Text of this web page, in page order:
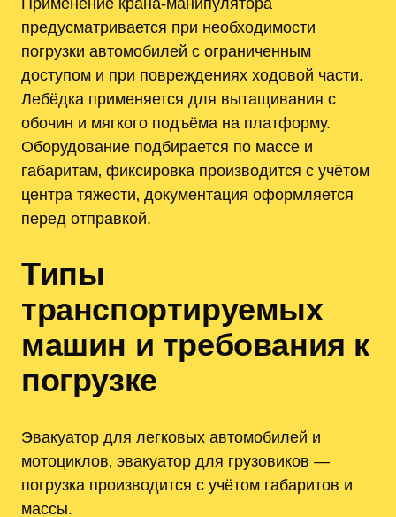
предусматривается при необходимости
погрузки автомобилей с ограниченным
доступом и при повреждениях ходовой части.
Лебёдка применяется для вытащивания с
обочин и мягкого подъёма на платформу.
Оборудование подбирается по массе и
габаритам‚ фиксировка производится с учётом
центра тяжести‚ документация оформляется
перед отправкой.
Типы
транспортируемых
машин и требования к
погрузке
Эвакуатор для легковых автомобилей и
мотоциклов‚ эвакуатор для грузовиков —
погрузка производится с учётом габаритов и
массы.